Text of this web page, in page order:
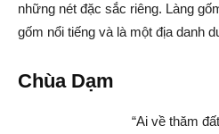
những nét đặc sắc riêng. Làng
gốm nổi tiếng và là một địa danh
Chùa Dạm
“Ai về thăm